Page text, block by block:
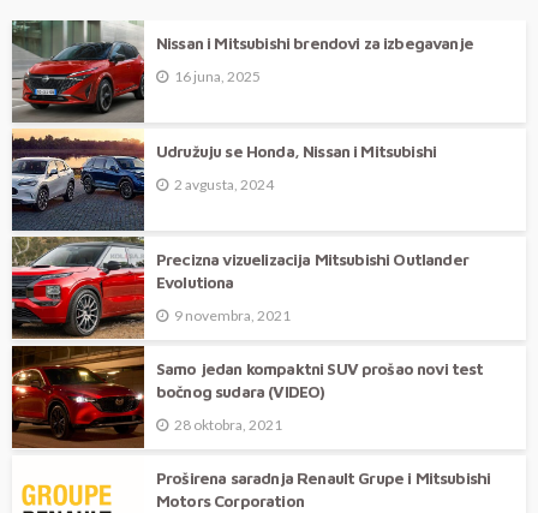
Nissan i Mitsubishi brendovi za izbegavanje
16 juna, 2025
Udružuju se Honda, Nissan i Mitsubishi
2 avgusta, 2024
Precizna vizuelizacija Mitsubishi Outlander
Evolutiona
9 novembra, 2021
Samo jedan kompaktni SUV prošao novi test
bočnog sudara (VIDEO)
28 oktobra, 2021
Proširena saradnja Renault Grupe i Mitsubishi
Motors Corporation